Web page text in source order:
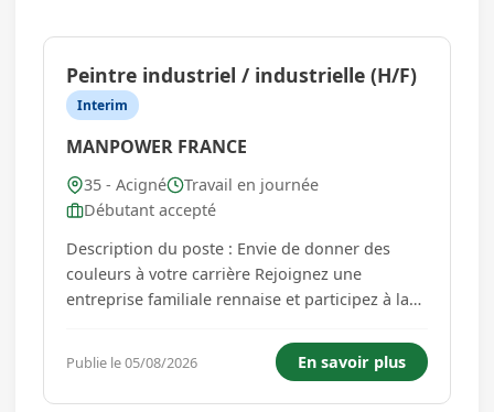
Peintre industriel / industrielle (H/F)
Interim
MANPOWER FRANCE
35 - Acigné
Travail en journée
Débutant accepté
Description du poste : Envie de donner des
couleurs à votre carrière Rejoignez une
entreprise familiale rennaise et participez à la
manutention de haute qualité Manpower
Rennes Industrie recrute un Peintre Industriel
H/F pour un poste en 2x8. Avec 1200 c...
Publie le 05/08/2026 En savoir plus